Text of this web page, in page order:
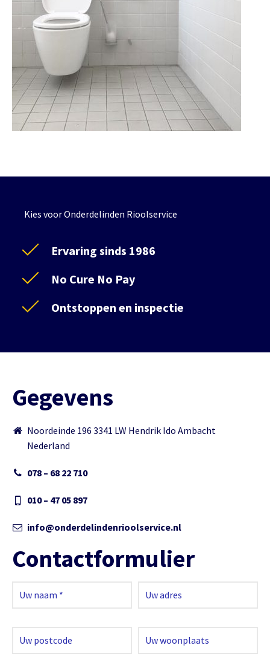
Kies voor Onderdelinden Rioolservice
Ervaring sinds 1986
No Cure No Pay
Ontstoppen en inspectie
Gegevens
Noordeinde 196 3341 LW Hendrik Ido Ambacht
Nederland
078 – 68 22 710
010 – 47 05 897
info@onderdelindenrioolservice.nl
Contactformulier